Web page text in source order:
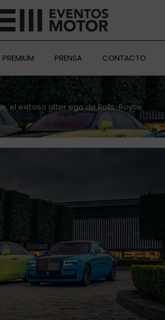
PRENSA CONTACTO
el exitoso alter ego de Rolls-Royce